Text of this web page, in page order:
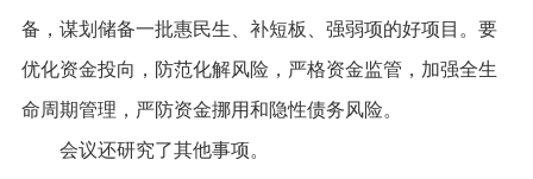
备，谋划储备一批惠民生、补短板、强弱项的好项目。要
优化资金投向，防范化解风险，严格资金监管，加强全生
命周期管理，严防资金挪用和隐性债务风险。
会议还研究了其他事项。